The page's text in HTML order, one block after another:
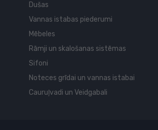
Dušas
Vannas istabas piederumi
Mēbeles
Rāmji un skalošanas sistēmas
Sifoni
Noteces grīdai un vannas istabai
Cauruļvadi un Veidgabali